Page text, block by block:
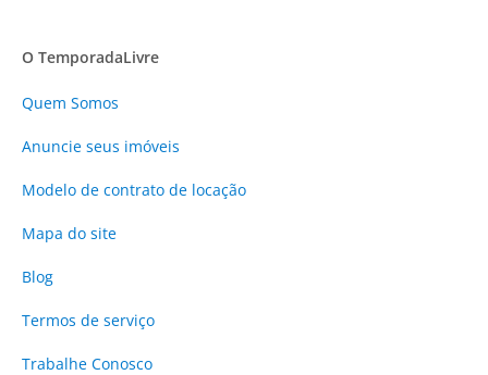
O TemporadaLivre
Quem Somos
Anuncie seus imóveis
Modelo de contrato de locação
Mapa do site
Blog
Termos de serviço
Trabalhe Conosco